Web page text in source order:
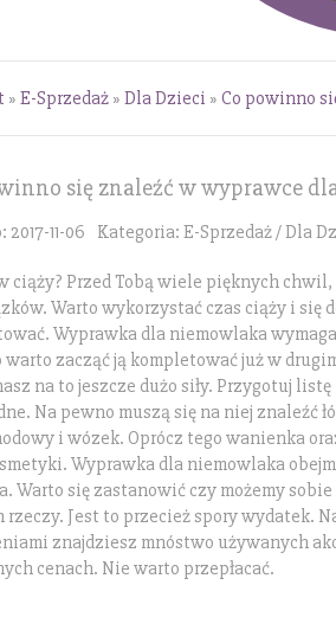
» E-Sprzedaż » Dla Dzieci » Co powinno
się znaleźć w wyprawce
2017-11-06 Kategoria: E-Sprzedaż / Dla
ciąży? Przed Tobą wiele pięknych
Warto wykorzystać czas ciąży i się
Wyprawka dla niemowlaka
warto zacząć ją kompletować już w
na to jeszcze dużo siły. Przygotuj
Na pewno muszą się na niej znaleźć
i wózek. Oprócz tego wanienka
Wyprawka dla niemowlaka
Warto się zastanowić czy możemy
rzeczy. Jest to przecież spory wydatek.
znajdziesz mnóstwo używanych
cenach. Nie warto przepłacać.